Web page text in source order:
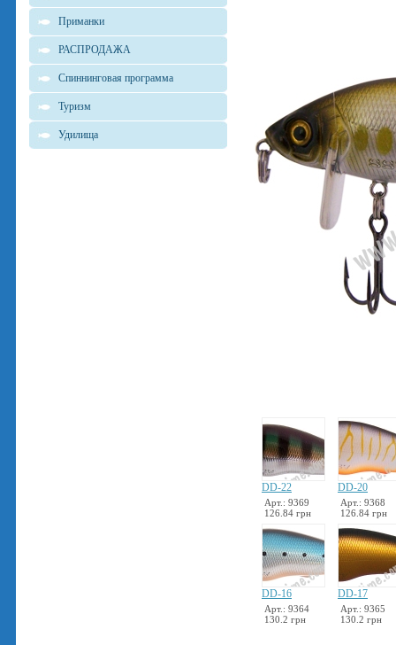
Приманки
РАСПРОДАЖА
Спиннинговая программа
Туризм
Удилища
DD-22
Арт.: 9369
126.84 грн
DD-20
Арт.: 9368
126.84 грн
DD-16
Арт.: 9364
130.2 грн
DD-17
Арт.: 9365
130.2 грн